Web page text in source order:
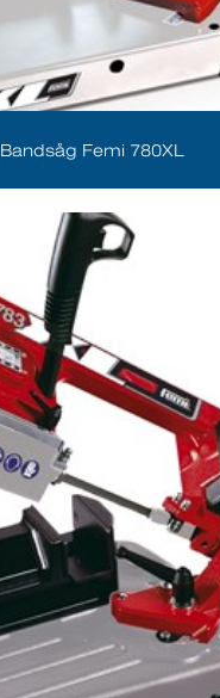
Bandsåg Femi 780XL